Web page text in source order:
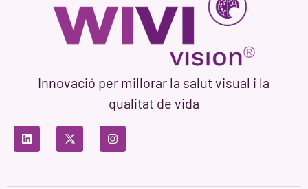
Innovació per millorar la salut visual i la
qualitat de vida